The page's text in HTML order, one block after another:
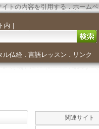
イトの内容を引用する．ホーム
内 ｜
ル仏経． 言語レッスン ． リンク
関連サイト